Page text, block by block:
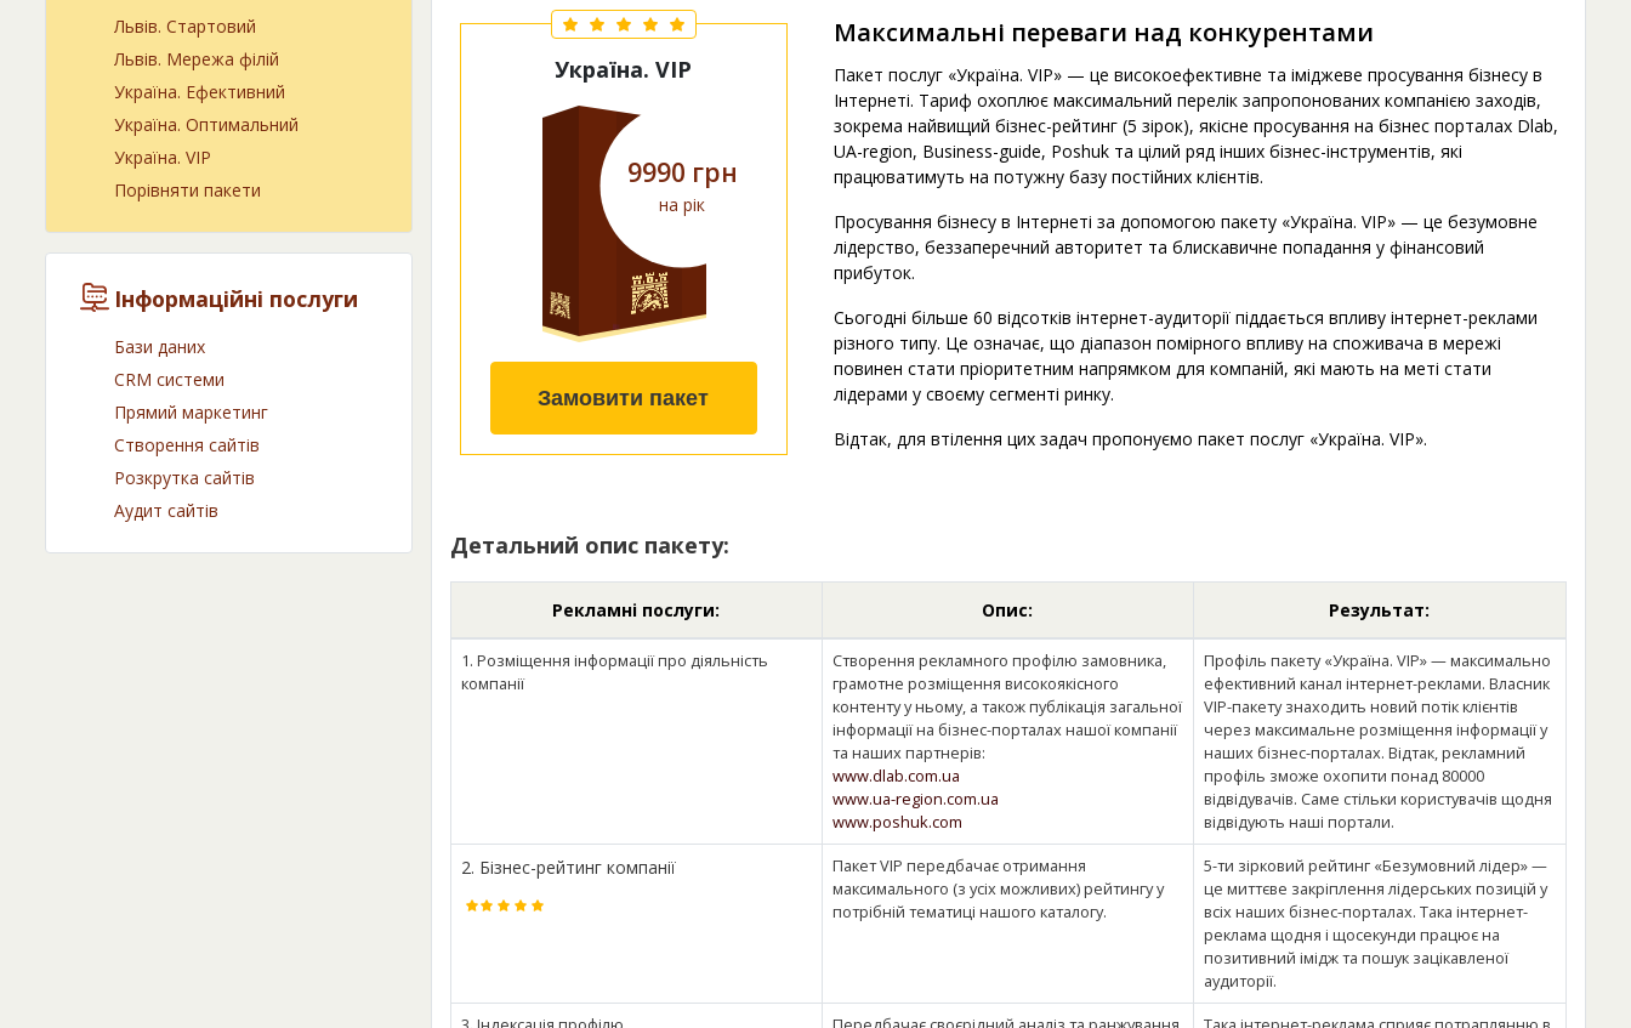
Львів. Cтартовий
Львів. Мережа філій
Україна. Ефективний
Україна. Оптимальний
Україна. VIP
Порівняти пакети
Інформаційні послуги
Бази даних
CRM системи
Прямий маркетинг
Створення сайтів
Розкрутка сайтів
Аудит сайтів
9990 грн
на рік
Україна. VIP
Замовити пакет
Максимальні переваги над конкурентами
Пакет послуг «Україна. VIP» — це високоефективне та іміджеве просування бізнесу в
Інтернеті. Тариф охоплює максимальний перелік запропонованих компанією заходів,
зокрема найвищий бізнес-рейтинг (5 зірок), якісне просування на бізнес порталах Dlab,
UA-region, Business-guide, Poshuk та цілий ряд інших бізнес-інструментів, які
працюватимуть на потужну базу постійних клієнтів.
Просування бізнесу в Інтернеті за допомогою пакету «Україна. VIP» — це безумовне
лідерство, беззаперечний авторитет та блискавичне попадання у фінансовий
прибуток.
Сьогодні більше 60 відсотків інтернет-аудиторії піддається впливу інтернет-реклами
різного типу. Це означає, що діапазон помірного впливу на споживача в мережі
повинен стати пріоритетним напрямком для компаній, які мають на меті стати
лідерами у своєму сегменті ринку.
Відтак, для втілення цих задач пропонуємо пакет послуг «Україна. VIP».
Детальний опис пакету:
Рекламні послуги: Опис: Результат:
1. Розміщення інформації про діяльність
компанії
Створення рекламного профілю замовника,
грамотне розміщення високоякісного
контенту у ньому, а також публікація загальної
інформації на бізнес-порталах нашої компанії
та наших партнерів:
www.dlab.com.ua
www.ua-region.com.ua
www.poshuk.com
Профіль пакету «Україна. VIP» — максимально
ефективний канал інтернет-реклами. Власник
VIP-пакету знаходить новий потік клієнтів
через максимальне розміщення інформації у
наших бізнес-порталах. Відтак, рекламний
профіль зможе охопити понад 80000
відвідувачів. Саме стільки користувачів щодня
відвідують наші портали.
2. Бізнес-рейтинг компанії
Пакет VIP передбачає отримання
максимального (з усіх можливих) рейтингу у
потрібній тематиці нашого каталогу.
5-ти зірковий рейтинг «Безумовний лідер» —
це миттєве закріплення лідерських позицій у
всіх наших бізнес-порталах. Така інтернет-
реклама щодня і щосекунди працює на
позитивний імідж та пошук зацікавленої
аудиторії.